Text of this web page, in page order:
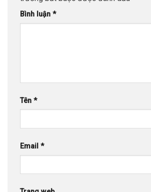
Bình luận *
Tên *
Email *